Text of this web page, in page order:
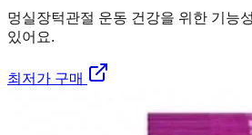
멍실장턱관절 운동 건강을 위한 기능
있어요.
최저가 구매